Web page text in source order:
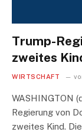
Trump-
zweites
WIRTSCHAFT
WASHINGTON
Regierung von
zweites Kind.